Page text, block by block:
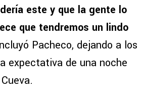
este y que la gente lo
que tendremos un lindo
Pacheco, dejando a los
expectativa de una noche